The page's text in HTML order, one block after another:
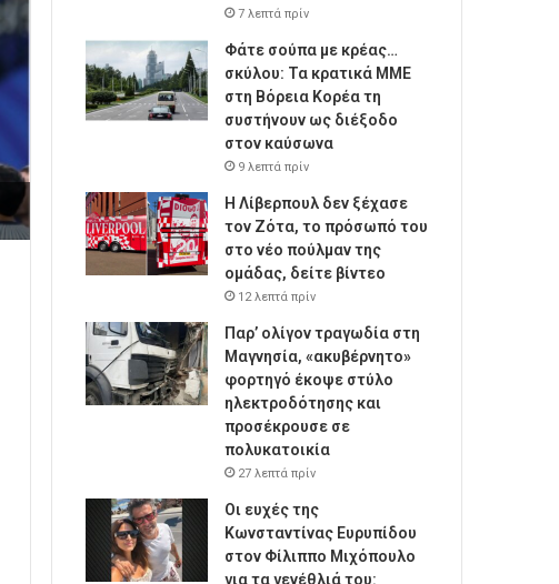
7 λεπτά πρίν
Φάτε σούπα με κρέας…
σκύλου: Τα κρατικά ΜΜΕ
στη Βόρεια Κορέα τη
συστήνουν ως διέξοδο
στον καύσωνα
9 λεπτά πρίν
Η Λίβερπουλ δεν ξέχασε
τον Ζότα, το πρόσωπό του
στο νέο πούλμαν της
ομάδας, δείτε βίντεο
12 λεπτά πρίν
Παρ’ ολίγον τραγωδία στη
Μαγνησία, «ακυβέρνητο»
φορτηγό έκοψε στύλο
ηλεκτροδότησης και
προσέκρουσε σε
πολυκατοικία
27 λεπτά πρίν
Οι ευχές της
Κωνσταντίνας Ευρυπίδου
στον Φίλιππο Μιχόπουλο
για τα γενέθλιά του: